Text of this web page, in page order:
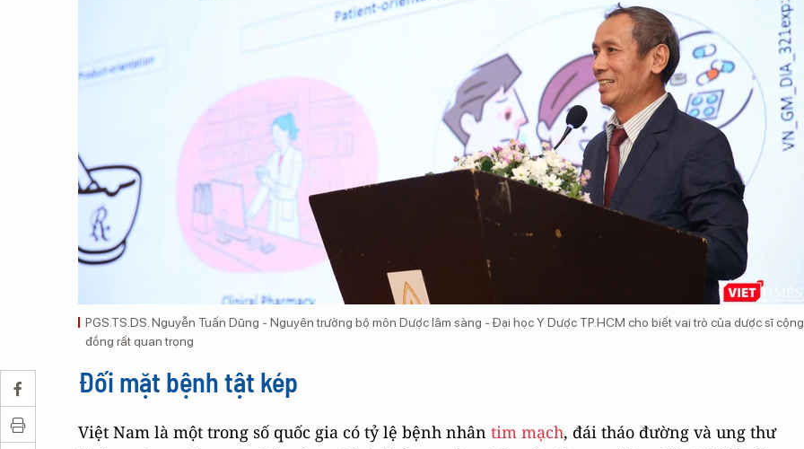
PGS.TS.DS. Nguyễn Tuấn Dũng - Nguyên trưởng bộ môn Dược lâm sàng - Đại học Y Dược TP.HCM cho biết vai trò của dược sĩ cộng
đồng rất quan trọng
Đối mặt bệnh tật kép
Việt Nam là một trong số quốc gia có tỷ lệ bệnh nhân tim mạch, đái tháo đường và ung thư